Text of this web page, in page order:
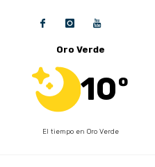
Oro Verde
10º
El tiempo en Oro Verde